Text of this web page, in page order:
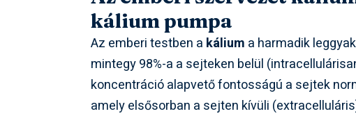
kálium pumpa
Az emberi testben a kálium a harmadik
mintegy 98%-a a sejteken belül
koncentráció alapvető fontosságú a sejtek
amely elsősorban a sejten kívüli